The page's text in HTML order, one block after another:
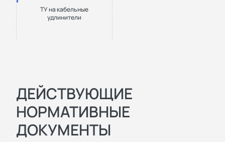
ТУ на кабельные
удлинители
ДЕЙСТВУЮЩИЕ
НОРМАТИВНЫЕ
ДОКУМЕНТЫ